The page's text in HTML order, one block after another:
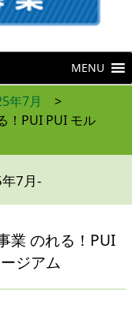
MENU
年7月
>
！PUI PUI モル
7月-
業 のれる！PUI
ジアム